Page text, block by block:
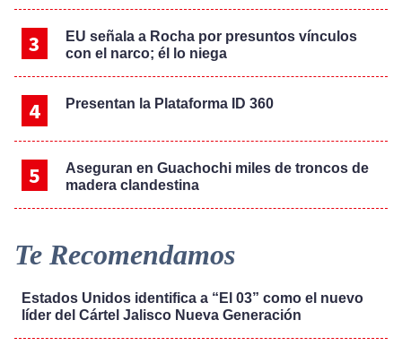
EU señala a Rocha por presuntos vínculos
con el narco; él lo niega
Presentan la Plataforma ID 360
Aseguran en Guachochi miles de troncos de
madera clandestina
Te Recomendamos
Estados Unidos identifica a “El 03” como el nuevo
líder del Cártel Jalisco Nueva Generación